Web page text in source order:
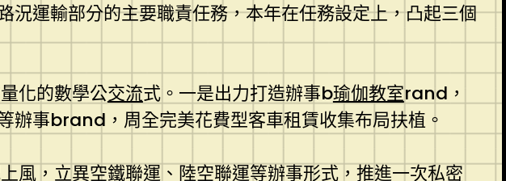
運輸部分的主要職責任務，本年在任務設定上，凸起三個
化的數學公交流式。一是出力打造辦事b瑜伽教室rand，
辦事brand，周全完美花費型客車租賃收集布局扶植。
風，立異空鐵聯運、陸空聯運等辦事形式，推進一次私密